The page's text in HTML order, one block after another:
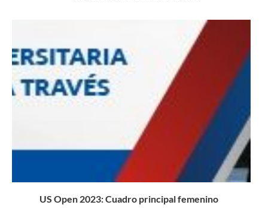
Un ingreso de última hora y un triunfo sin precedentes...